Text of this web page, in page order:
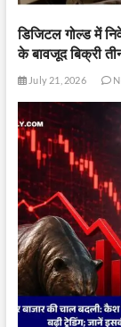
डिजिटल गोल्ड में
के बावजूद बिक्री
July 21, 2026